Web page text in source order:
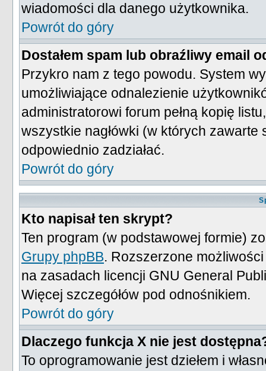
wiadomości dla danego użytkownika.
Powrót do góry
Dostałem spam lub obraźliwy email
Przykro nam z tego powodu. System
umożliwiające odnalezienie
administratorowi forum pełną kopię
wszystkie nagłówki (w których
odpowiednio zadziałać.
Powrót do góry
Kto napisał ten skrypt?
Ten program (w podstawowej formie)
Grupy phpBB. Rozszerzone
na zasadach licencji GNU General
Więcej szczegółów pod odnośnikiem.
Powrót do góry
Dlaczego funkcja X nie jest
To oprogramowanie jest dziełem i